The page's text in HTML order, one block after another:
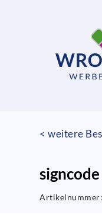
< weitere
Artikelnummer: